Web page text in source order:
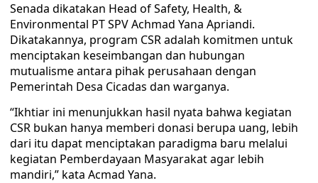
Senada dikatakan Head of Safety, Health, &
Environmental PT SPV Achmad Yana Apriandi.
Dikatakannya, program CSR adalah komitmen untuk
menciptakan keseimbangan dan hubungan
mutualisme antara pihak perusahaan dengan
Pemerintah Desa Cicadas dan warganya.
“Ikhtiar ini menunjukkan hasil nyata bahwa kegiatan
CSR bukan hanya memberi donasi berupa uang, lebih
dari itu dapat menciptakan paradigma baru melalui
kegiatan Pemberdayaan Masyarakat agar lebih
mandiri,” kata Acmad Yana.